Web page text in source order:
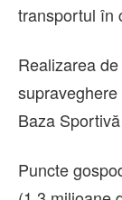
transportul în
Realizarea
Baza
Puncte